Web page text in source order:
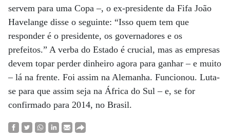
servem para uma Copa –, o ex-presidente da Fifa João
Havelange disse o seguinte: “Isso quem tem que
responder é o presidente, os governadores e os
prefeitos.” A verba do Estado é crucial, mas as empresas
devem topar perder dinheiro agora para ganhar – e muito
– lá na frente. Foi assim na Alemanha. Funcionou. Luta-
se para que assim seja na África do Sul – e, se for
confirmado para 2014, no Brasil.